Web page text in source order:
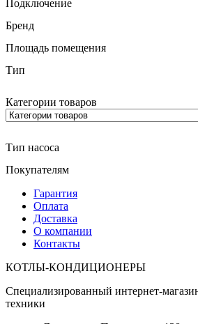
Подключение
Бренд
Площадь помещения
Тип
Категории товаров
Тип насоса
Покупателям
Гарантия
Оплата
Доставка
О компании
Контакты
КОТЛЫ-КОНДИЦИОНЕРЫ
Специализированный интернет-
техники